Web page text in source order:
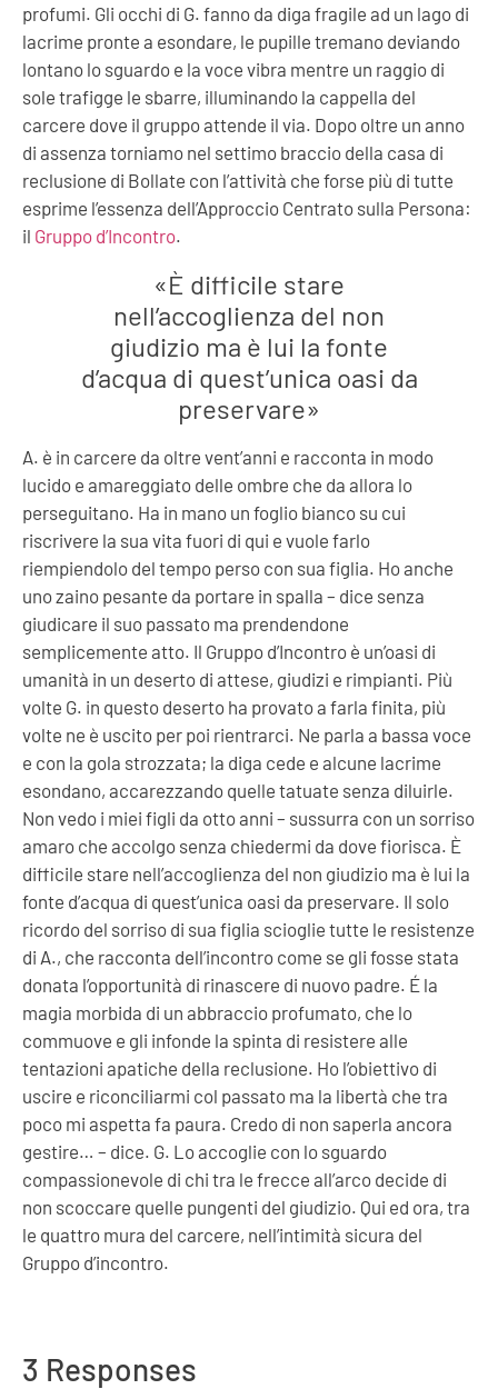
profumi. Gli occhi di G. fanno da diga fragile ad un lago di
lacrime pronte a esondare, le pupille tremano deviando
lontano lo sguardo e la voce vibra mentre un raggio di
sole trafigge le sbarre, illuminando la cappella del
carcere dove il gruppo attende il via. Dopo oltre un anno
di assenza torniamo nel settimo braccio della casa di
reclusione di Bollate con l’attività che forse più di tutte
esprime l’essenza dell’Approccio Centrato sulla Persona:
il Gruppo d’Incontro.
«È difficile stare
nell’accoglienza del non
giudizio ma è lui la fonte
d’acqua di quest’unica oasi da
preservare»
A. è in carcere da oltre vent’anni e racconta in modo
lucido e amareggiato delle ombre che da allora lo
perseguitano. Ha in mano un foglio bianco su cui
riscrivere la sua vita fuori di qui e vuole farlo
riempiendolo del tempo perso con sua figlia. Ho anche
uno zaino pesante da portare in spalla – dice senza
giudicare il suo passato ma prendendone
semplicemente atto. Il Gruppo d’Incontro è un’oasi di
umanità in un deserto di attese, giudizi e rimpianti. Più
volte G. in questo deserto ha provato a farla finita, più
volte ne è uscito per poi rientrarci. Ne parla a bassa voce
e con la gola strozzata; la diga cede e alcune lacrime
esondano, accarezzando quelle tatuate senza diluirle.
Non vedo i miei figli da otto anni – sussurra con un sorriso
amaro che accolgo senza chiedermi da dove fiorisca. È
difficile stare nell’accoglienza del non giudizio ma è lui la
fonte d’acqua di quest’unica oasi da preservare. Il solo
ricordo del sorriso di sua figlia scioglie tutte le resistenze
di A., che racconta dell’incontro come se gli fosse stata
donata l’opportunità di rinascere di nuovo padre. É la
magia morbida di un abbraccio profumato, che lo
commuove e gli infonde la spinta di resistere alle
tentazioni apatiche della reclusione. Ho l’obiettivo di
uscire e riconciliarmi col passato ma la libertà che tra
poco mi aspetta fa paura. Credo di non saperla ancora
gestire… – dice. G. Lo accoglie con lo sguardo
compassionevole di chi tra le frecce all’arco decide di
non scoccare quelle pungenti del giudizio. Qui ed ora, tra
le quattro mura del carcere, nell’intimità sicura del
Gruppo d’incontro.
3 Responses